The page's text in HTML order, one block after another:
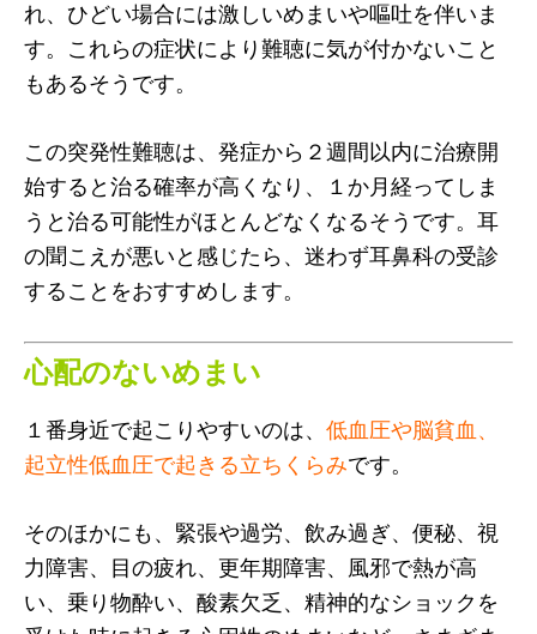
れ、ひどい場合には激しいめまいや嘔吐を伴いま
す。これらの症状により難聴に気が付かないこと
もあるそうです。
この突発性難聴は、発症から２週間以内に治療開
始すると治る確率が高くなり、１か月経ってしま
うと治る可能性がほとんどなくなるそうです。耳
の聞こえが悪いと感じたら、迷わず耳鼻科の受診
することをおすすめします。
心配のないめまい
１番身近で起こりやすいのは、 低血圧や脳貧血、
起立性低血圧で起きる立ちくらみです。
そのほかにも、緊張や過労、飲み過ぎ、便秘、視
力障害、目の疲れ、更年期障害、風邪で熱が高
い、乗り物酔い、酸素欠乏、精神的なショックを